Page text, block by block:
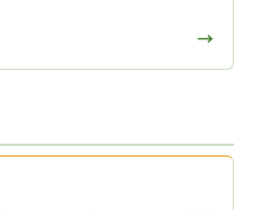
→